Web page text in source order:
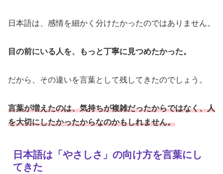
日本語は、感情を細かく分けたかったのではありません。
目の前にいる人を、もっと丁寧に見つめたかった。
だから、その違いを言葉として残してきたのでしょう。
言葉が増えたのは、気持ちが複雑だったからではなく、人
を大切にしたかったからなのかもしれません。
日本語は「やさしさ」の向け方を言葉にし
てきた